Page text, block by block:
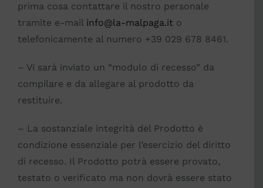
prima cosa contattare il nostro personale
tramite e-mail info@la-malpaga.it o
telefonicamente al numero +39 029 678 8461.
– Vi sarà inviato un “modulo di recesso” da
compilare e da allegare al prodotto da
restituire.
– La sostanziale integrità del Prodotto è
condizione essenziale per l’esercizio del diritto
di recesso. Il Prodotto potrà essere provato,
testato o verificato ma non dovrà essere stato